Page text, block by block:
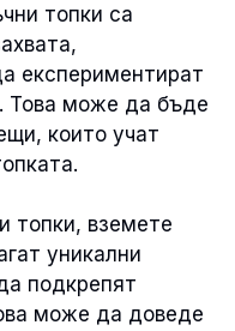
топки са
експериментират
Това може да бъде
които учат
топки, вземете
уникални
подкрепят
може да доведе